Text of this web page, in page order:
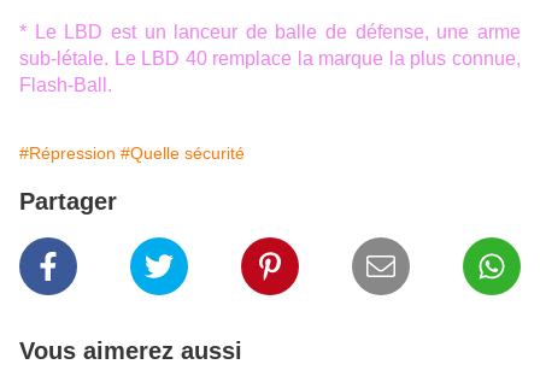
* Le LBD est un lanceur de balle de défense, une arme
sub-létale. Le LBD 40 remplace la marque la plus connue,
Flash-Ball.
#Répression #Quelle sécurité
Partager
Vous aimerez aussi